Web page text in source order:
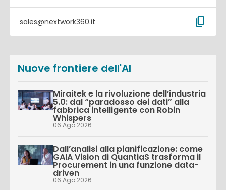
sales@nextwork360.it content_copy
Nuove frontiere dell'AI
Miraitek e la rivoluzione dell’industria
5.0: dal “paradosso dei dati” alla
fabbrica intelligente con Robin
Whispers
06 Ago 2026
Dall’analisi alla pianificazione: come
GAIA Vision di QuantiaS trasforma il
Procurement in una funzione data-
driven
06 Ago 2026